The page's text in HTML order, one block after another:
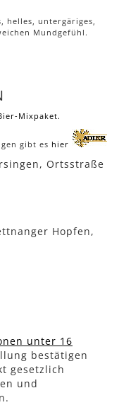
helles, untergäriges,
Mundgefühl.
Mixpaket.
gibt es hier
Ortsstraße
Hopfen,
unter 16
bestätigen
gesetzlich
und